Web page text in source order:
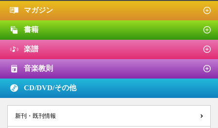
マガジン
書籍
楽譜
音楽教則
CD/DVD/その他
新刊・既刊情報